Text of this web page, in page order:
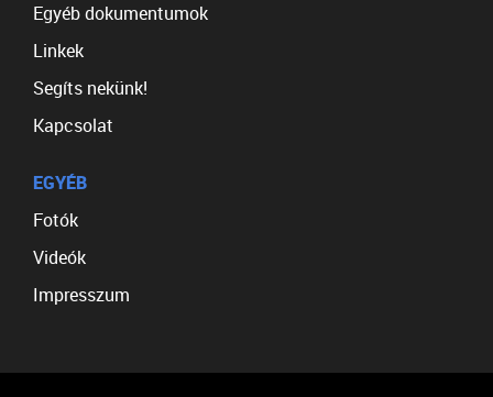
Egyéb dokumentumok
Linkek
Segíts nekünk!
Kapcsolat
EGYÉB
Fotók
Videók
Impresszum